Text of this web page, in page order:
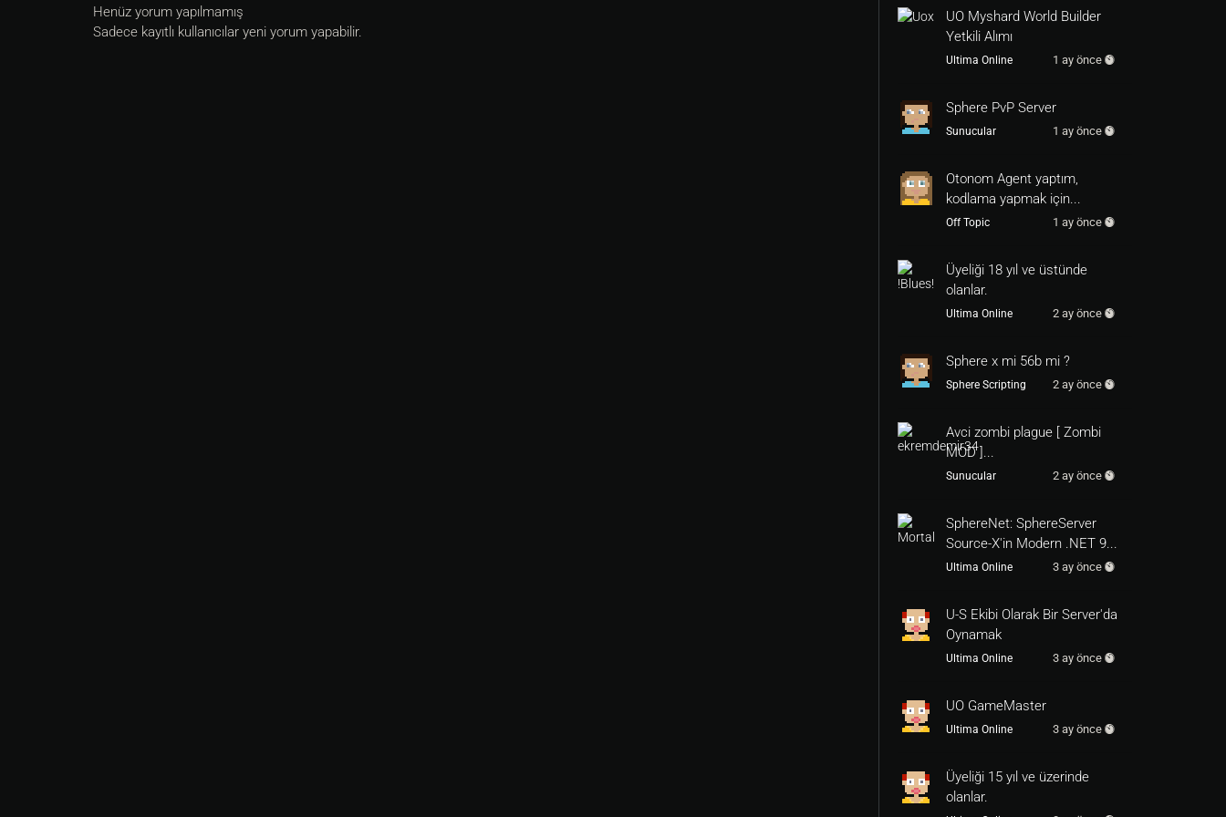
Henüz yorum yapılmamış
Sadece kayıtlı kullanıcılar yeni yorum yapabilir.
UO Myshard World Builder
Yetkili Alımı
Ultima Online 1 ay önce
Sphere PvP Server
Sunucular 1 ay önce
Otonom Agent yaptım,
kodlama yapmak için...
Off Topic 1 ay önce
Üyeliği 18 yıl ve üstünde
olanlar.
Ultima Online 2 ay önce
Sphere x mi 56b mi ?
Sphere Scripting 2 ay önce
Avci zombi plague [ Zombi
MOD ]...
Sunucular 2 ay önce
SphereNet: SphereServer
Source-X'in Modern .NET 9...
Ultima Online 3 ay önce
U-S Ekibi Olarak Bir Server'da
Oynamak
Ultima Online 3 ay önce
UO GameMaster
Ultima Online 3 ay önce
Üyeliği 15 yıl ve üzerinde
olanlar.